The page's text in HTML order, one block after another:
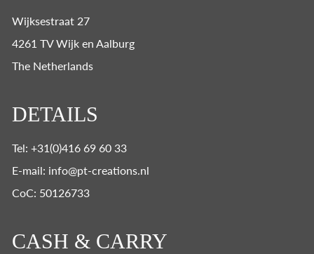
Wijksestraat 27
4261 TV Wijk en Aalburg
The Netherlands
DETAILS
Tel: +31(0)416 69 60 33
E-mail: info@pt-creations.nl
CoC: 50126733
CASH & CARRY